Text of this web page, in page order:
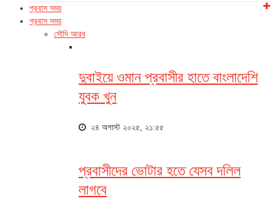
প্রবাস সময়
প্রবাস সময়
সৌদি আরব
দুবাইয়ে ওমান প্রবাসীর হাতে বাংলাদেশি
যুবক খুন
২৪ অগাস্ট ২০২৫, ২১:৫৫
প্রবাসীদের ভোটার হতে যেসব দলিল
লাগবে